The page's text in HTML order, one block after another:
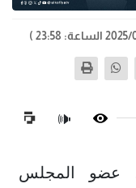
🔊
عضو المجلس